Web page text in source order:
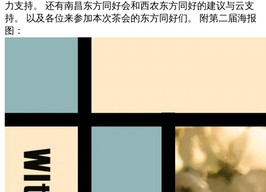
力支持。 还有南昌东方同好会和西农东方同好的建议与云支
持。 以及各位来参加本次茶会的东方同好们。 附第二届海报
图：